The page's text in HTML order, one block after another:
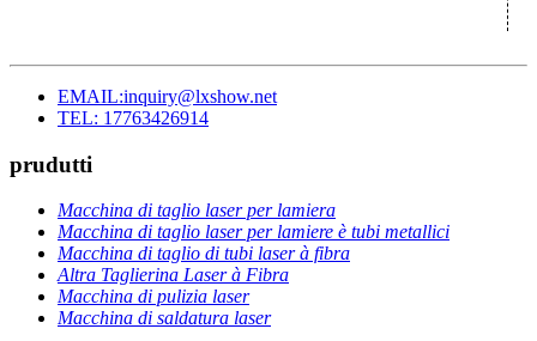
EMAIL:inquiry@lxshow.net
TEL: 17763426914
prudutti
Macchina di taglio laser per lamiera
Macchina di taglio laser per lamiere è tubi metallici
Macchina di taglio di tubi laser à fibra
Altra Taglierina Laser à Fibra
Macchina di pulizia laser
Macchina di saldatura laser